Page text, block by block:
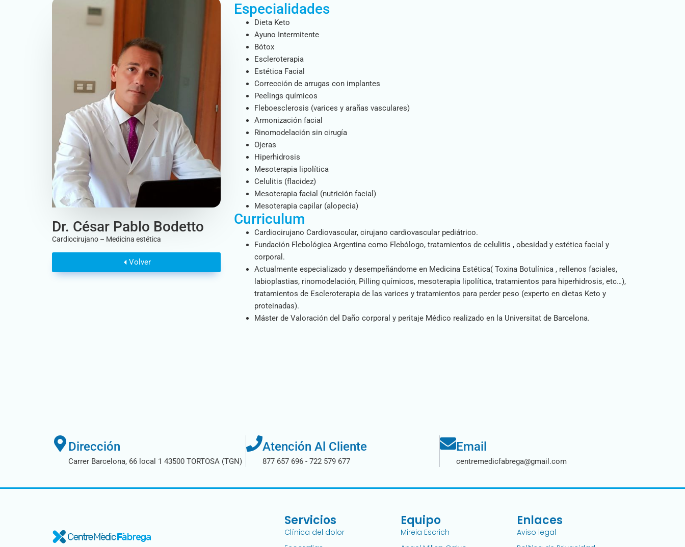
Dr. César Pablo Bodetto
Cardiocirujano – Medicina estética
Volver
Especialidades
Dieta Keto
Ayuno Intermitente
Bótox
Escleroterapia
Estética Facial
Corrección de arrugas con implantes
Peelings químicos
Fleboesclerosis (varices y arañas vasculares)
Armonización facial
Rinomodelación sin cirugía
Ojeras
Hiperhidrosis
Mesoterapia lipolítica
Celulitis (flacidez)
Mesoterapia facial (nutrición facial)
Mesoterapia capilar (alopecia)
Curriculum
Cardiocirujano Cardiovascular, cirujano cardiovascular pediátrico.
Fundación Flebológica Argentina como Flebólogo, tratamientos de celulitis , obesidad y estética facial y
corporal.
Actualmente especializado y desempeñándome en Medicina Estética( Toxina Botulínica , rellenos faciales,
labioplastias, rinomodelación, Pilling químicos, mesoterapia lipolítica, tratamientos para hiperhidrosis, etc…),
tratamientos de Escleroterapia de las varices y tratamientos para perder peso (experto en dietas Keto y
proteinadas).
Máster de Valoración del Daño corporal y peritaje Médico realizado en la Universitat de Barcelona.
Dirección
Carrer Barcelona, 66 local 1 43500 TORTOSA (TGN)
Atención Al Cliente
877 657 696 - 722 579 677
Email
centremedicfabrega@gmail.com
Servicios
Clínica del dolor
Equipo
Mireia Escrich
Enlaces
Aviso legal